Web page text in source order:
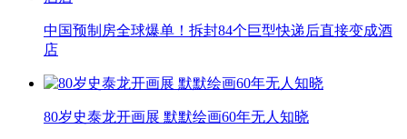
中国预制房全球爆单！拆封84个巨型快递后直接变成酒
店
80岁史泰龙开画展 默默绘画60年无人知晓